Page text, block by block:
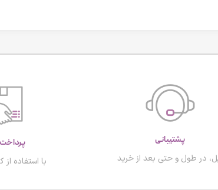
پشتیبانی
در طول و حتی بعد از خرید
پرداخت
با استفاده از